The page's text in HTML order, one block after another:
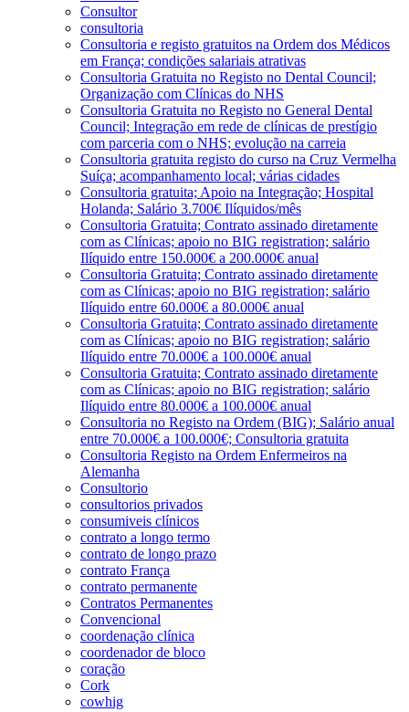
Consultor
consultoria
Consultoria e registo gratuitos na Ordem dos Médicos
em França; condições salariais atrativas
Consultoria Gratuita no Registo no Dental Council;
Organização com Clínicas do NHS
Consultoria Gratuita no Registo no General Dental
Council; Integração em rede de clínicas de prestígio
com parceria com o NHS; evolução na carreia
Consultoria gratuita registo do curso na Cruz Vermelha
Suíça; acompanhamento local; várias cidades
Consultoria gratuita; Apoio na Integração; Hospital
Holanda; Salário 3.700€ Ilíquidos/mês
Consultoria Gratuita; Contrato assinado diretamente
com as Clínicas; apoio no BIG registration; salário
Ilíquido entre 150.000€ a 200.000€ anual
Consultoria Gratuita; Contrato assinado diretamente
com as Clínicas; apoio no BIG registration; salário
Ilíquido entre 60.000€ a 80.000€ anual
Consultoria Gratuita; Contrato assinado diretamente
com as Clínicas; apoio no BIG registration; salário
Ilíquido entre 70.000€ a 100.000€ anual
Consultoria Gratuita; Contrato assinado diretamente
com as Clínicas; apoio no BIG registration; salário
Ilíquido entre 80.000€ a 100.000€ anual
Consultoria no Registo na Ordem (BIG); Salário anual
entre 70.000€ a 100.000€; Consultoria gratuita
Consultoria Registo na Ordem Enfermeiros na
Alemanha
Consultorio
consultorios privados
consumiveis clínicos
contrato a longo termo
contrato de longo prazo
contrato França
contrato permanente
Contratos Permanentes
Convencional
coordenação clínica
coordenador de bloco
coração
Cork
cowhig